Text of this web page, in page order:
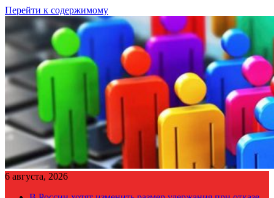
Перейти к содержимому
6 августа, 2026